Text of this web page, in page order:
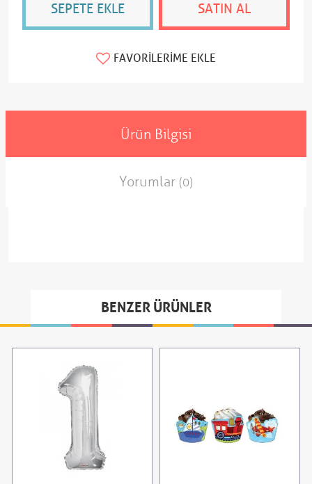
SEPETE EKLE SATIN AL
FAVORILERIME EKLE
Ürün Bilgisi
Yorumlar (0)
BENZER ÜRÜNLER